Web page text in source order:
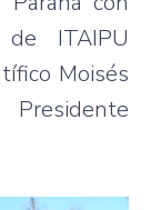
ITAIPU
Moisés